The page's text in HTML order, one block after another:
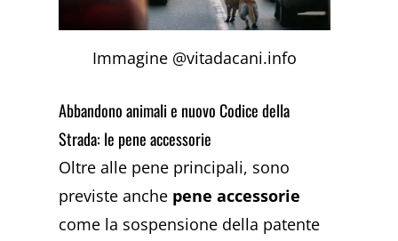
Immagine @vitadacani.info
Abbandono animali e nuovo Codice della
Strada: le pene accessorie
Oltre alle pene principali, sono
previste anche pene accessorie
come la sospensione della patente